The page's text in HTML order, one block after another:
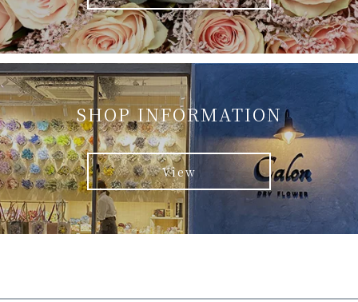
SHOP INFORMATION
View